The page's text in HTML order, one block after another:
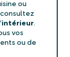
ou
.
vos
ou de